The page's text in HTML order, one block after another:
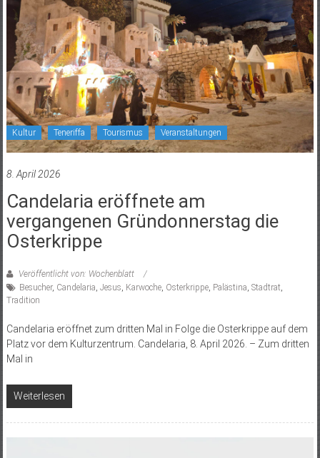
Kultur Teneriffa Tourismus Veranstaltungen
8. April 2026
Candelaria eröffnete am
vergangenen Gründonnerstag die
Osterkrippe
Veröffentlicht von: Wochenblatt
Besucher, Candelaria, Jesus, Karwoche, Osterkrippe, Palästina, Stadtrat,
Tradition
Candelaria eröffnet zum dritten Mal in Folge die Osterkrippe auf dem
Platz vor dem Kulturzentrum. Candelaria, 8. April 2026. – Zum dritten
Mal in
Weiterlesen